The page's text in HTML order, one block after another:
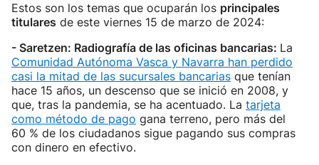
Estos son los temas que ocuparán los principales
titulares de este viernes 15 de marzo de 2024:
- Saretzen: Radiografía de las oficinas bancarias: La
Comunidad Autónoma Vasca y Navarra han perdido
casi la mitad de las sucursales bancarias que tenían
hace 15 años, un descenso que se inició en 2008, y
que, tras la pandemia, se ha acentuado. La tarjeta
como método de pago gana terreno, pero más del
60 % de los ciudadanos sigue pagando sus compras
con dinero en efectivo.